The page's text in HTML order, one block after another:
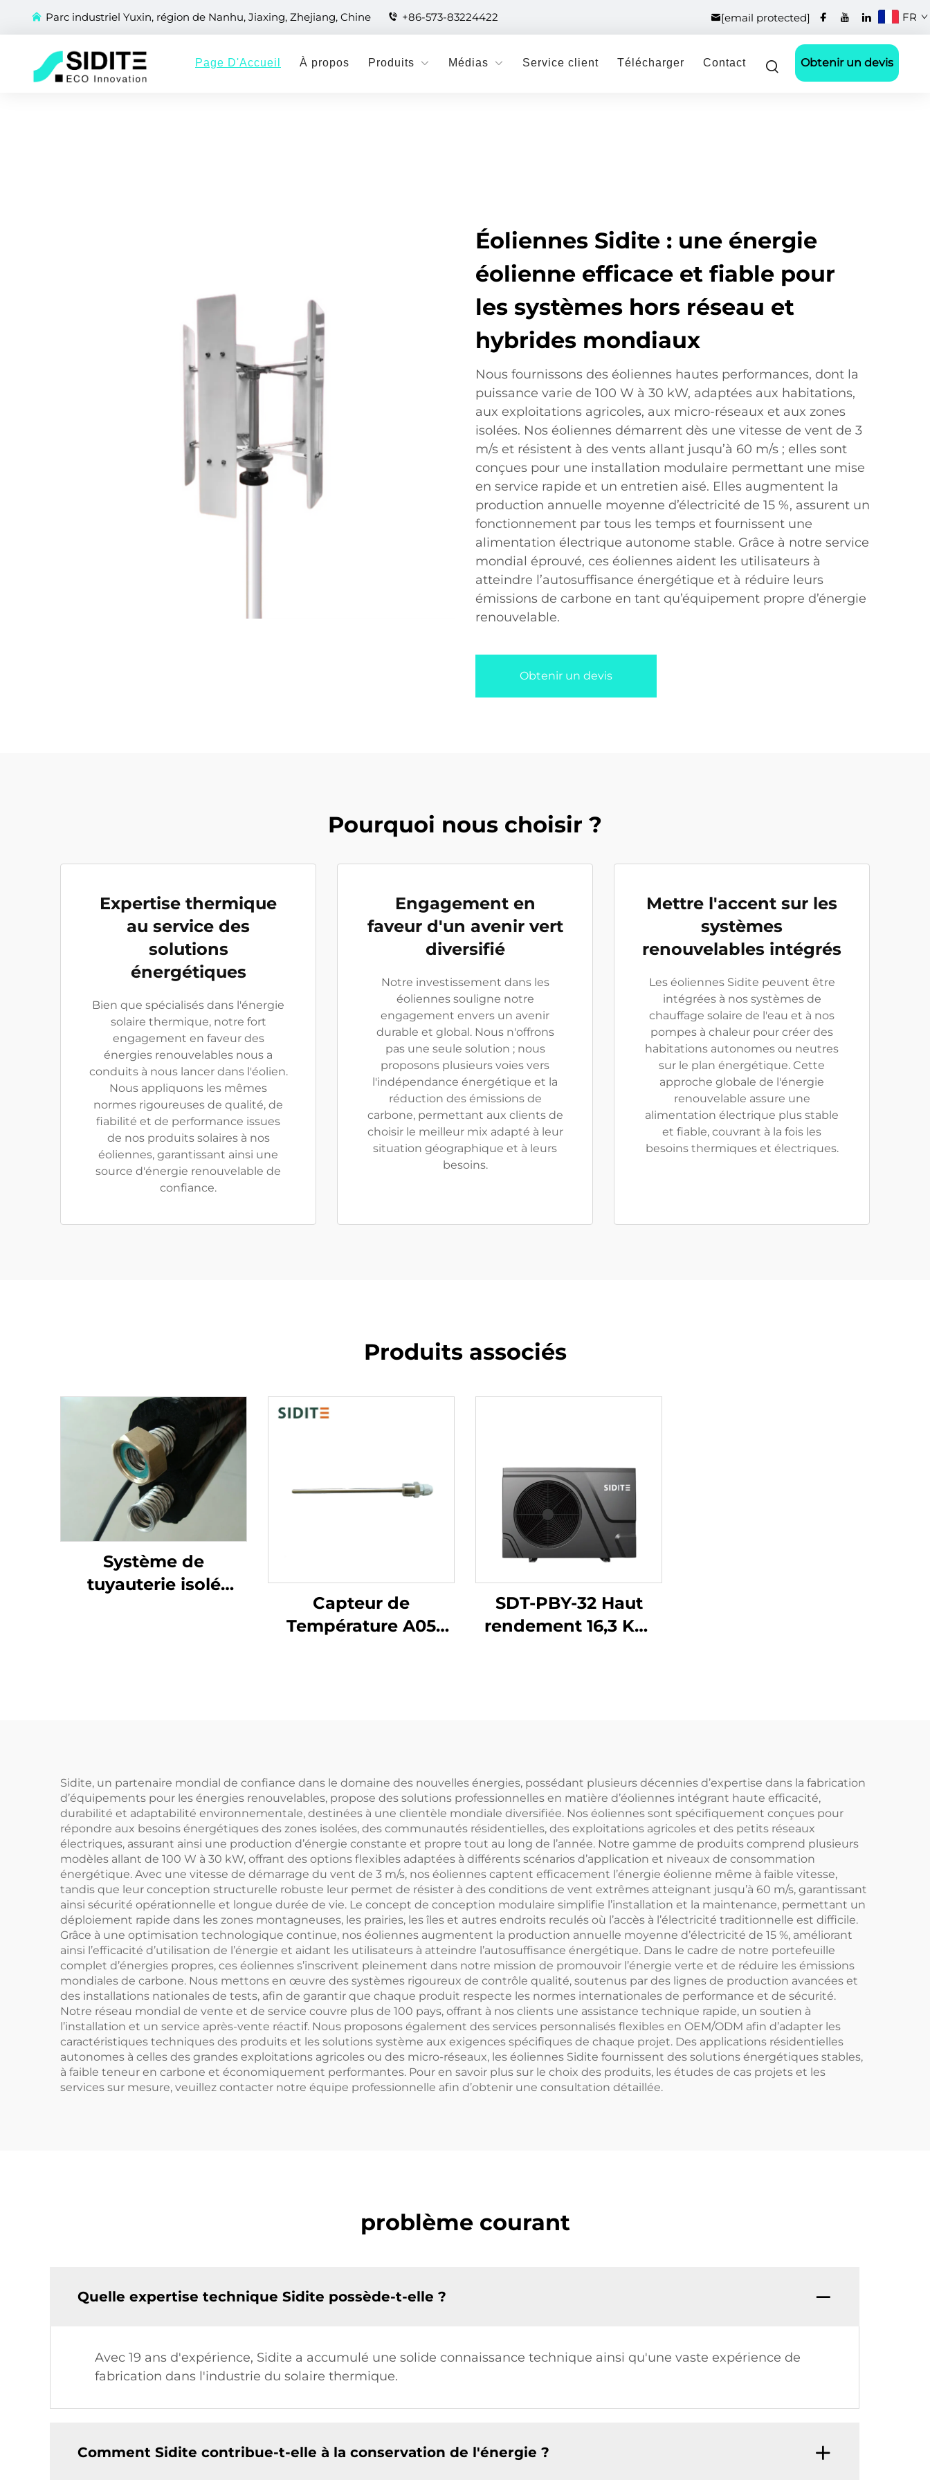
Parc industriel Yuxin, région de Nanhu, Jiaxing, Zhejiang, Chine +86-573-83224422 [email protected] FR
Page D'Accueil À propos Produits Médias Service client Télécharger Contact Obtenir un devis
Éoliennes Sidite : une énergie
éolienne efficace et fiable pour
les systèmes hors réseau et
hybrides mondiaux
Nous fournissons des éoliennes hautes performances, dont la
puissance varie de 100 W à 30 kW, adaptées aux habitations,
aux exploitations agricoles, aux micro-réseaux et aux zones
isolées. Nos éoliennes démarrent dès une vitesse de vent de 3
m/s et résistent à des vents allant jusqu’à 60 m/s ; elles sont
conçues pour une installation modulaire permettant une mise
en service rapide et un entretien aisé. Elles augmentent la
production annuelle moyenne d’électricité de 15 %, assurent un
fonctionnement par tous les temps et fournissent une
alimentation électrique autonome stable. Grâce à notre service
mondial éprouvé, ces éoliennes aident les utilisateurs à
atteindre l’autosuffisance énergétique et à réduire leurs
émissions de carbone en tant qu’équipement propre d’énergie
renouvelable.
Obtenir un devis
Pourquoi nous choisir ?
Expertise thermique
au service des
solutions
énergétiques
Bien que spécialisés dans l'énergie
solaire thermique, notre fort
engagement en faveur des
énergies renouvelables nous a
conduits à nous lancer dans l'éolien.
Nous appliquons les mêmes
normes rigoureuses de qualité, de
fiabilité et de performance issues
de nos produits solaires à nos
éoliennes, garantissant ainsi une
source d'énergie renouvelable de
confiance.
Engagement en
faveur d'un avenir vert
diversifié
Notre investissement dans les
éoliennes souligne notre
engagement envers un avenir
durable et global. Nous n'offrons
pas une seule solution ; nous
proposons plusieurs voies vers
l'indépendance énergétique et la
réduction des émissions de
carbone, permettant aux clients de
choisir le meilleur mix adapté à leur
situation géographique et à leurs
besoins.
Mettre l'accent sur les
systèmes
renouvelables intégrés
Les éoliennes Sidite peuvent être
intégrées à nos systèmes de
chauffage solaire de l'eau et à nos
pompes à chaleur pour créer des
habitations autonomes ou neutres
sur le plan énergétique. Cette
approche globale de l'énergie
renouvelable assure une
alimentation électrique plus stable
et fiable, couvrant à la fois les
besoins thermiques et électriques.
Produits associés
Système de
tuyauterie isolé
Capteur de
Température A05
Solaires à Haut
Pression pour l'Eau
SDT-PBY-32 Haut
rendement 16,3 KW
Pompe à chaleur
électrique
domestique
Sidite, un partenaire mondial de confiance dans le domaine des nouvelles énergies, possédant plusieurs décennies d’expertise dans la fabrication
d’équipements pour les énergies renouvelables, propose des solutions professionnelles en matière d’éoliennes intégrant haute efficacité,
durabilité et adaptabilité environnementale, destinées à une clientèle mondiale diversifiée. Nos éoliennes sont spécifiquement conçues pour
répondre aux besoins énergétiques des zones isolées, des communautés résidentielles, des exploitations agricoles et des petits réseaux
électriques, assurant ainsi une production d’énergie constante et propre tout au long de l’année. Notre gamme de produits comprend plusieurs
modèles allant de 100 W à 30 kW, offrant des options flexibles adaptées à différents scénarios d’application et niveaux de consommation
énergétique. Avec une vitesse de démarrage du vent de 3 m/s, nos éoliennes captent efficacement l’énergie éolienne même à faible vitesse,
tandis que leur conception structurelle robuste leur permet de résister à des conditions de vent extrêmes atteignant jusqu’à 60 m/s, garantissant
ainsi sécurité opérationnelle et longue durée de vie. Le concept de conception modulaire simplifie l’installation et la maintenance, permettant un
déploiement rapide dans les zones montagneuses, les prairies, les îles et autres endroits reculés où l’accès à l’électricité traditionnelle est difficile.
Grâce à une optimisation technologique continue, nos éoliennes augmentent la production annuelle moyenne d’électricité de 15 %, améliorant
ainsi l’efficacité d’utilisation de l’énergie et aidant les utilisateurs à atteindre l’autosuffisance énergétique. Dans le cadre de notre portefeuille
complet d’énergies propres, ces éoliennes s’inscrivent pleinement dans notre mission de promouvoir l’énergie verte et de réduire les émissions
mondiales de carbone. Nous mettons en œuvre des systèmes rigoureux de contrôle qualité, soutenus par des lignes de production avancées et
des installations nationales de tests, afin de garantir que chaque produit respecte les normes internationales de performance et de sécurité.
Notre réseau mondial de vente et de service couvre plus de 100 pays, offrant à nos clients une assistance technique rapide, un soutien à
l’installation et un service après-vente réactif. Nous proposons également des services personnalisés flexibles en OEM/ODM afin d’adapter les
caractéristiques techniques des produits et les solutions système aux exigences spécifiques de chaque projet. Des applications résidentielles
autonomes à celles des grandes exploitations agricoles ou des micro-réseaux, les éoliennes Sidite fournissent des solutions énergétiques stables,
à faible teneur en carbone et économiquement performantes. Pour en savoir plus sur le choix des produits, les études de cas projets et les
services sur mesure, veuillez contacter notre équipe professionnelle afin d’obtenir une consultation détaillée.
problème courant
Quelle expertise technique Sidite possède-t-elle ?
Avec 19 ans d'expérience, Sidite a accumulé une solide connaissance technique ainsi qu'une vaste expérience de
fabrication dans l'industrie du solaire thermique.
Comment Sidite contribue-t-elle à la conservation de l'énergie ?